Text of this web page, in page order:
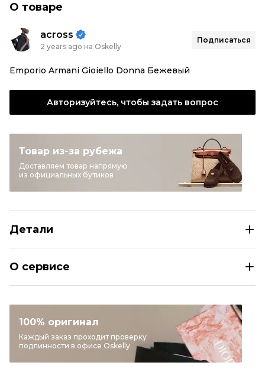
О товаре
across
2 years ago на Oskelly
Подписаться
Emporio Armani Gioiello Donna Бежевый
Авторизуйтесь, чтобы задать вопрос
Товар из-за рубежа
Доставляем товар напрямую
из официальных бутиков
Детали
Бренд
EMPORIO ARMANI
Материал украшений Латунь
Цвет
Бежевый
О сервисе
100% оригинал
Каждый заказ проходит проверку
подлинности в офисе Oskelly